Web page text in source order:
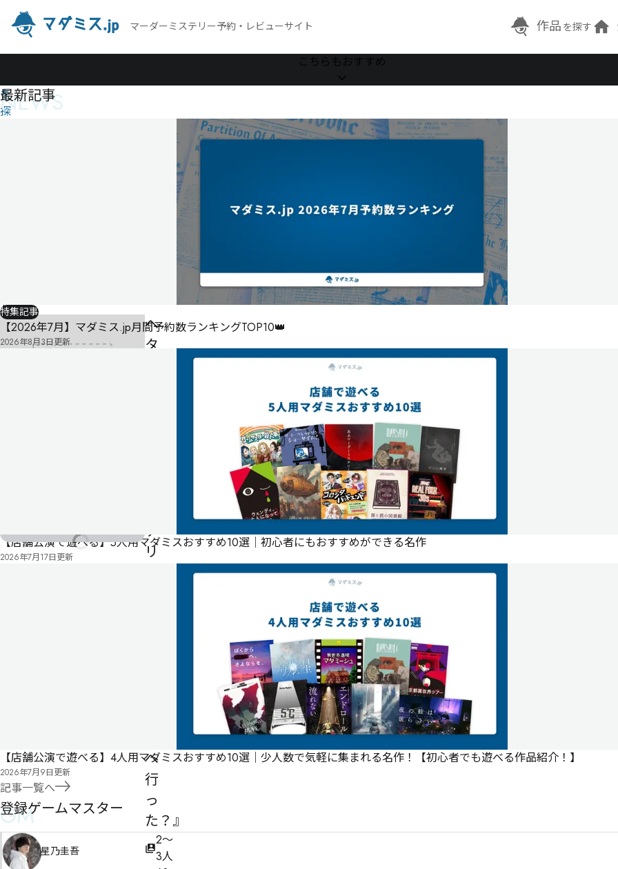
マーダーミステリー予約・レビューサイト 作品 を探す
を
探
た？』
ヘ
タ
テ
リ
へ
行
っ
た？』
2〜
3人
こちらもおすすめ
NEWS
最新記事
特集記事
【2026年7月】マダミス.jp月間予約数ランキングTOP10👑
2026年8月3日更新
【店舗公演で遊べる】5人用マダミスおすすめ10選｜初心者にもおすすめができる名作
2026年7月17日更新
【店舗公演で遊べる】4人用マダミスおすすめ10選｜少人数で気軽に集まれる名作！【初心者でも遊べる作品紹介！】
2026年7月9日更新
記事一覧へ
GM
登録ゲームマスター
星乃圭吾